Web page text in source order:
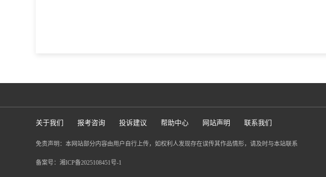
关于我们 报考咨询 投诉建议 帮助中心 网站声明 联系我们
免责声明：本网站部分内容由用户自行上传，如权利人发现存在误传其作品情形，请及时与本站联系
备案号： 湘ICP备2025108451号-1